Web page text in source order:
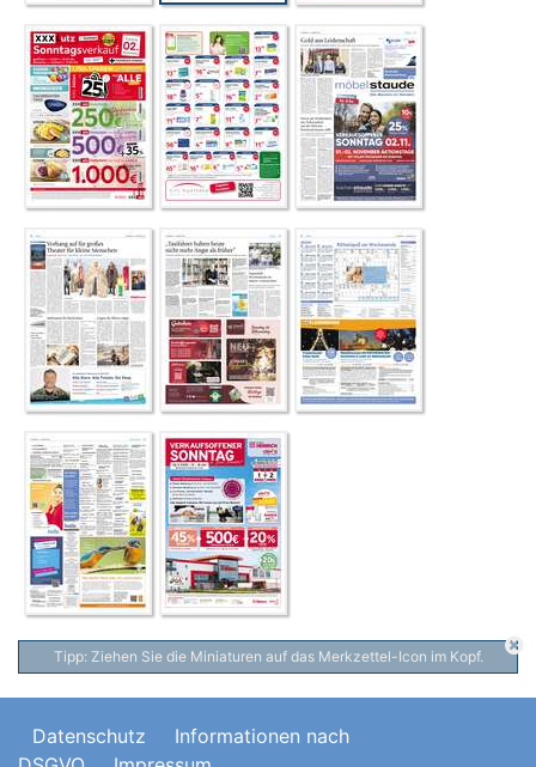
Tipp: Ziehen Sie die Miniaturen auf das Merkzettel-Icon im Kopf.
Datenschutz
Informationen nach